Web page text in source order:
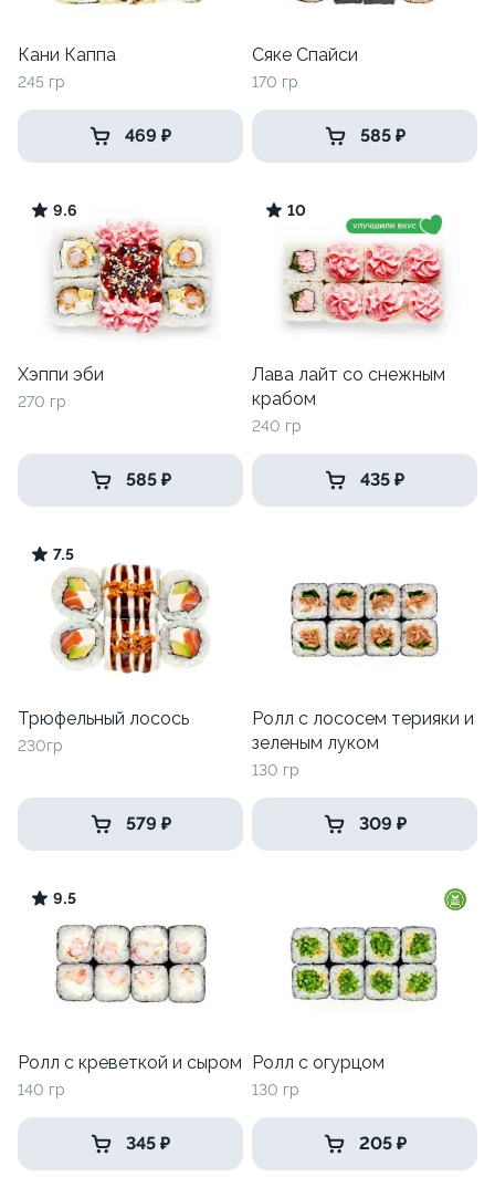
Кани Каппа
245 гр
469 ₽
Сяке Спайси
170 гр
585 ₽
9.6
Хэппи эби
270 гр
585 ₽
10
Лава лайт со снежным
крабом
240 гр
435 ₽
7.5
Трюфельный лосось
230гр
579 ₽
Ролл с лососем терияки и
зеленым луком
130 гр
309 ₽
9.5
Ролл с креветкой и сыром
140 гр
345 ₽
Ролл с огурцом
130 гр
205 ₽